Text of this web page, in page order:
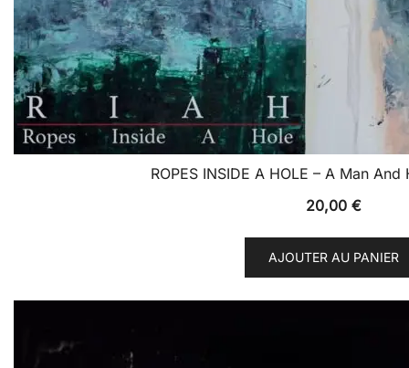
ROPES INSIDE A HOLE – A Man And
20,00 €
AJOUTER AU PANIER